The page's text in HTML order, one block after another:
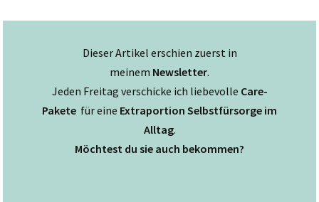
Dieser Artikel erschien zuerst in
meinem Newsletter.
Jeden Freitag verschicke ich liebevolle Care-
Pakete für eine Extraportion Selbstfürsorge im
Alltag.
Möchtest du sie auch bekommen?